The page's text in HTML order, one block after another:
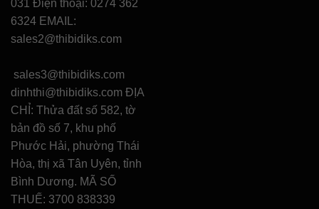
031 Điện thoại: 0274 362
6324 EMAIL:
sales2@thibidiks.com
sales3@thibidiks.com
dinhthi@thibidiks.com ĐỊA
CHỈ: Thửa đất số 582, tờ
bản đồ số 7, khu phố
Phước Hải, phường Thái
Hòa, thị xã Tân Uyên, tỉnh
Bình Dương. MÃ SỐ
THUẾ: 3700 838339